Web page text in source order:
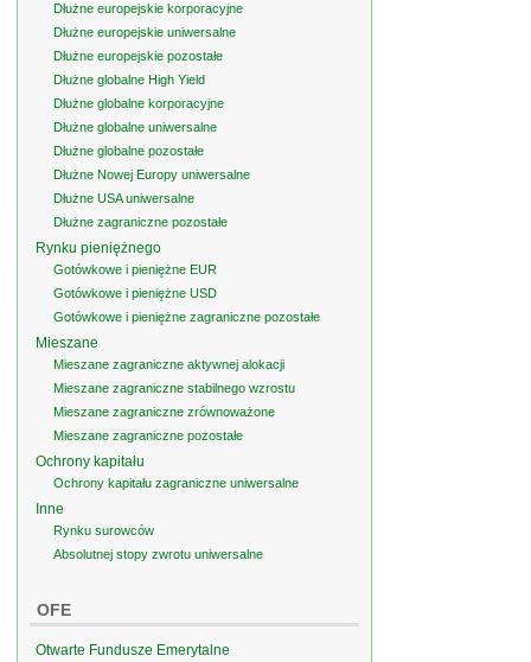
Dłużne europejskie korporacyjne
Dłużne europejskie uniwersalne
Dłużne europejskie pozostałe
Dłużne globalne High Yield
Dłużne globalne korporacyjne
Dłużne globalne uniwersalne
Dłużne globalne pozostałe
Dłużne Nowej Europy uniwersalne
Dłużne USA uniwersalne
Dłużne zagraniczne pozostałe
Rynku pieniężnego
Gotówkowe i pieniężne EUR
Gotówkowe i pieniężne USD
Gotówkowe i pieniężne zagraniczne pozostałe
Mieszane
Mieszane zagraniczne aktywnej alokacji
Mieszane zagraniczne stabilnego wzrostu
Mieszane zagraniczne zrównoważone
Mieszane zagraniczne pozostałe
Ochrony kapitału
Ochrony kapitału zagraniczne uniwersalne
Inne
Rynku surowców
Absolutnej stopy zwrotu uniwersalne
OFE
Otwarte Fundusze Emerytalne